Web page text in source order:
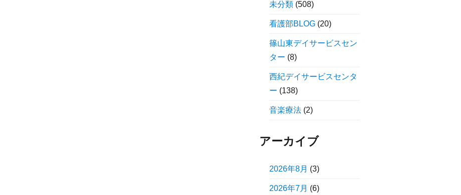
未分類(508)
看護部BLOG(20)
篠山東デイサービスセン
ター (8)
西紀デイサービスセンタ
ー (138)
音楽療法(2)
アーカイブ
2026年8月 (3)
2026年7月 (6)